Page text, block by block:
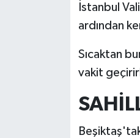
İstanbul
ardından
Sıcaktan
vakit
Kültür Sanat